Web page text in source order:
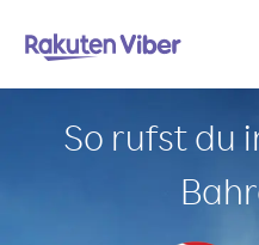
So rufst du